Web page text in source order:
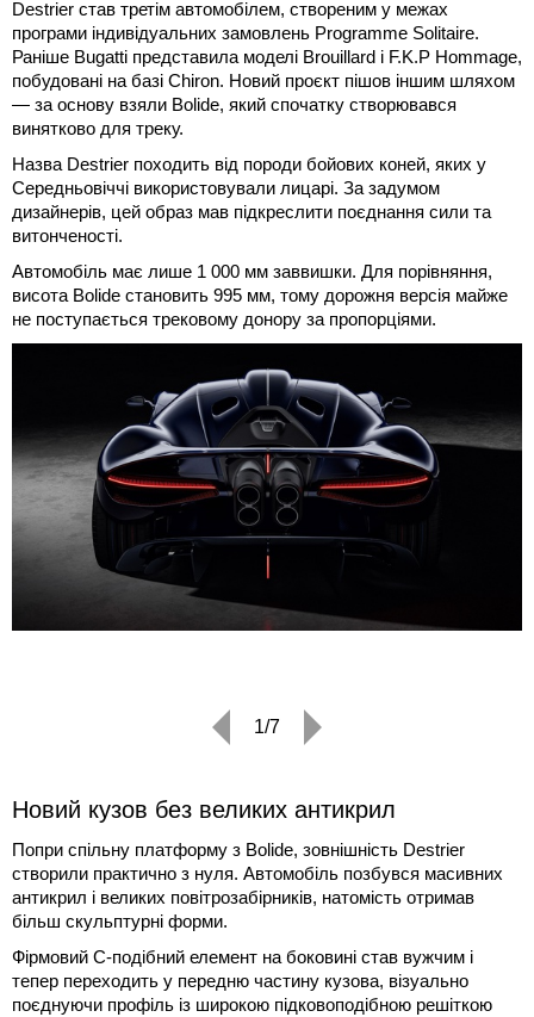
Destrier став третім автомобілем, створеним у межах
програми індивідуальних замовлень Programme Solitaire.
Раніше Bugatti представила моделі Brouillard і F.K.P Hommage,
побудовані на базі Chiron. Новий проєкт пішов іншим шляхом
— за основу взяли Bolide, який спочатку створювався
винятково для треку.
Назва Destrier походить від породи бойових коней, яких у
Середньовіччі використовували лицарі. За задумом
дизайнерів, цей образ мав підкреслити поєднання сили та
витонченості.
Автомобіль має лише 1 000 мм заввишки. Для порівняння,
висота Bolide становить 995 мм, тому дорожня версія майже
не поступається трековому донору за пропорціями.
1/7
Новий кузов без великих антикрил
Попри спільну платформу з Bolide, зовнішність Destrier
створили практично з нуля. Автомобіль позбувся масивних
антикрил і великих повітрозабірників, натомість отримав
більш скульптурні форми.
Фірмовий С-подібний елемент на боковині став вужчим і
тепер переходить у передню частину кузова, візуально
поєднуючи профіль із широкою підковоподібною решіткою